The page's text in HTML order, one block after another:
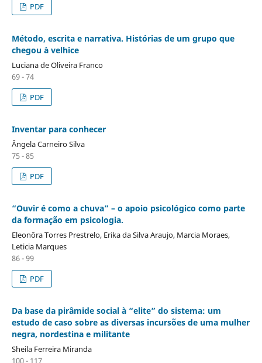
PDF
Método, escrita e narrativa. Histórias de um grupo que
chegou à velhice
Luciana de Oliveira Franco
69 - 74
PDF
Inventar para conhecer
Ângela Carneiro Silva
75 - 85
PDF
“Ouvir é como a chuva” – o apoio psicológico como parte
da formação em psicologia.
Eleonôra Torres Prestrelo, Erika da Silva Araujo, Marcia Moraes,
Leticia Marques
86 - 99
PDF
Da base da pirâmide social à “elite” do sistema: um
estudo de caso sobre as diversas incursões de uma mulher
negra, nordestina e militante
Sheila Ferreira Miranda
100 - 117